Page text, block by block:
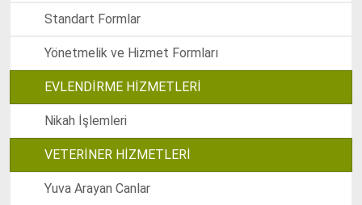
Standart Formlar
Yönetmelik ve Hizmet Formları
EVLENDİRME HİZMETLERİ
Nikah İşlemleri
VETERİNER HİZMETLERİ
Yuva Arayan Canlar